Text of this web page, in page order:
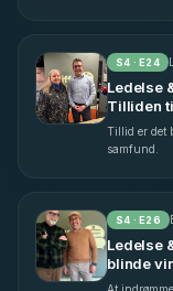
S4 · E24
Ledelse
Tilliden
til
Tillid er det
samfund.
S4 · E26
Ledelse
blinde